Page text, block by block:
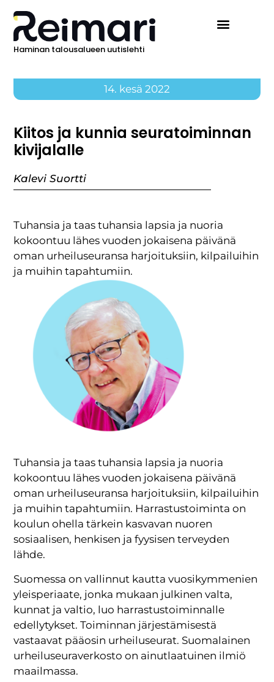
Haminan talousalueen uutislehti
14. kesä 2022
Kiitos ja kunnia seuratoiminnan
kivijalalle
Kalevi Suortti
Tuhansia ja taas tuhansia lapsia ja nuoria
kokoontuu lähes vuoden jokaisena päivänä
oman urheiluseuransa harjoituksiin, kilpailuihin
ja muihin tapahtumiin.
Tuhansia ja taas tuhansia lapsia ja nuoria
kokoontuu lähes vuoden jokaisena päivänä
oman urheiluseuransa harjoituksiin, kilpailuihin
ja muihin tapahtumiin. Harrastustoiminta on
koulun ohella tärkein kasvavan nuoren
sosiaalisen, henkisen ja fyysisen terveyden
lähde.
Suomessa on vallinnut kautta vuosikymmenien
yleisperiaate, jonka mukaan julkinen valta,
kunnat ja valtio, luo harrastustoiminnalle
edellytykset. Toiminnan järjestämisestä
vastaavat pääosin urheiluseurat. Suomalainen
urheiluseuraverkosto on ainutlaatuinen ilmiö
maailmassa.